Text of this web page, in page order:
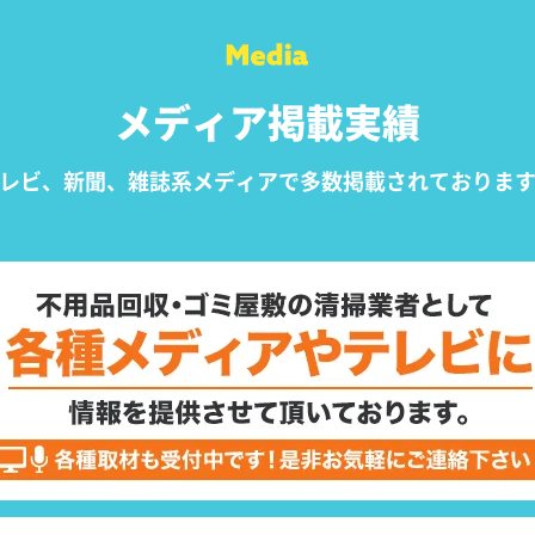
メディア掲載実績
ビ、新聞、雑誌系メディアで多数掲載されておりま